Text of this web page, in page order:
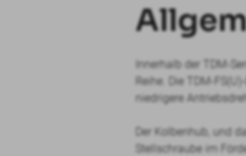
Innerhalb der TDM-
Reihe. Die TDM-
niedrigere
Der Kolbenhub, und
Stellschraube im